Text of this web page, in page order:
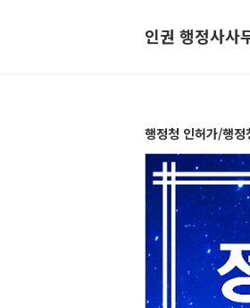
인권 행정사사
행정청 인허가/행